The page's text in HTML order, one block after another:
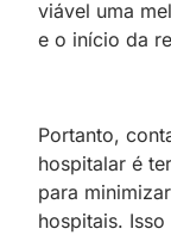
viável uma
e o início da
Portanto,
hospitalar é
para
hospitais.